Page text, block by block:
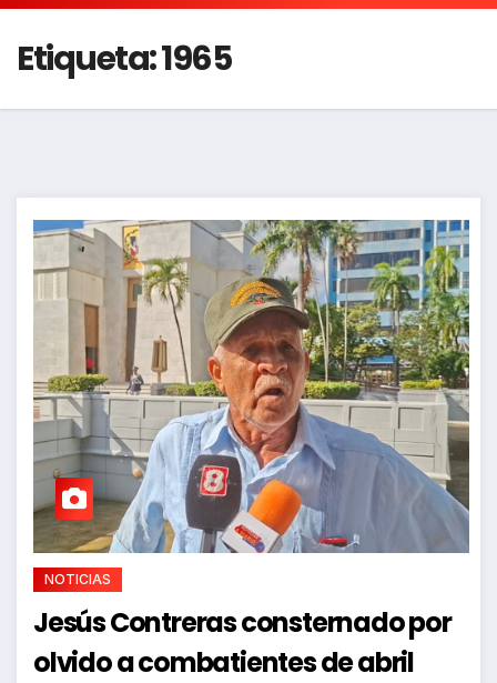
Etiqueta:1965
NOTICIAS
Jesús Contreras consternado por
olvido a combatientes de abril